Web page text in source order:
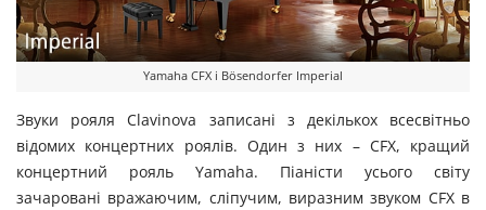
Yamaha CFX і Bösendorfer Imperial
Звуки рояля Clavinova записані з декількох всесвітньо
відомих концертних роялів. Один з них – CFX, кращий
концертний рояль Yamaha. Піаністи усього світу
зачаровані вражаючим, сліпучим, виразним звуком CFX в